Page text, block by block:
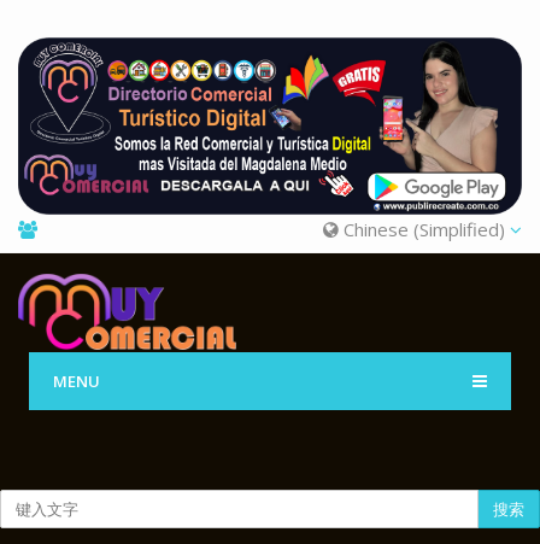
Chinese (Simplified)
MENU
搜索